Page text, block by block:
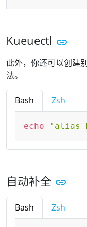
Kueuectl
此外，你还可以创建
法。
Bash Zsh
echo 'alias
自动补全
Bash Zsh